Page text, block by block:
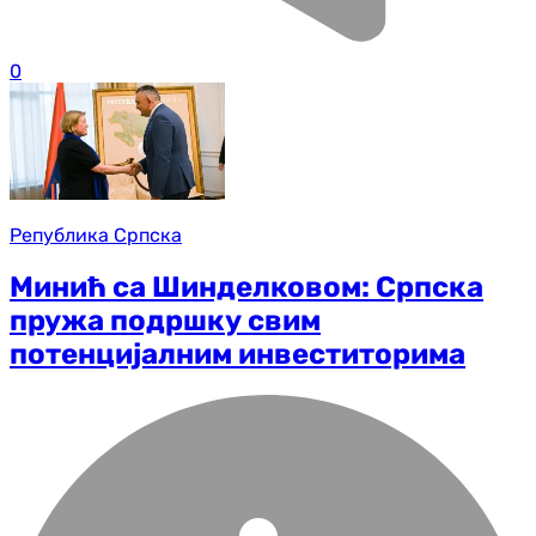
0
Република Српска
Минић са Шинделковом: Српска
пружа подршку свим
потенцијалним инвеститорима